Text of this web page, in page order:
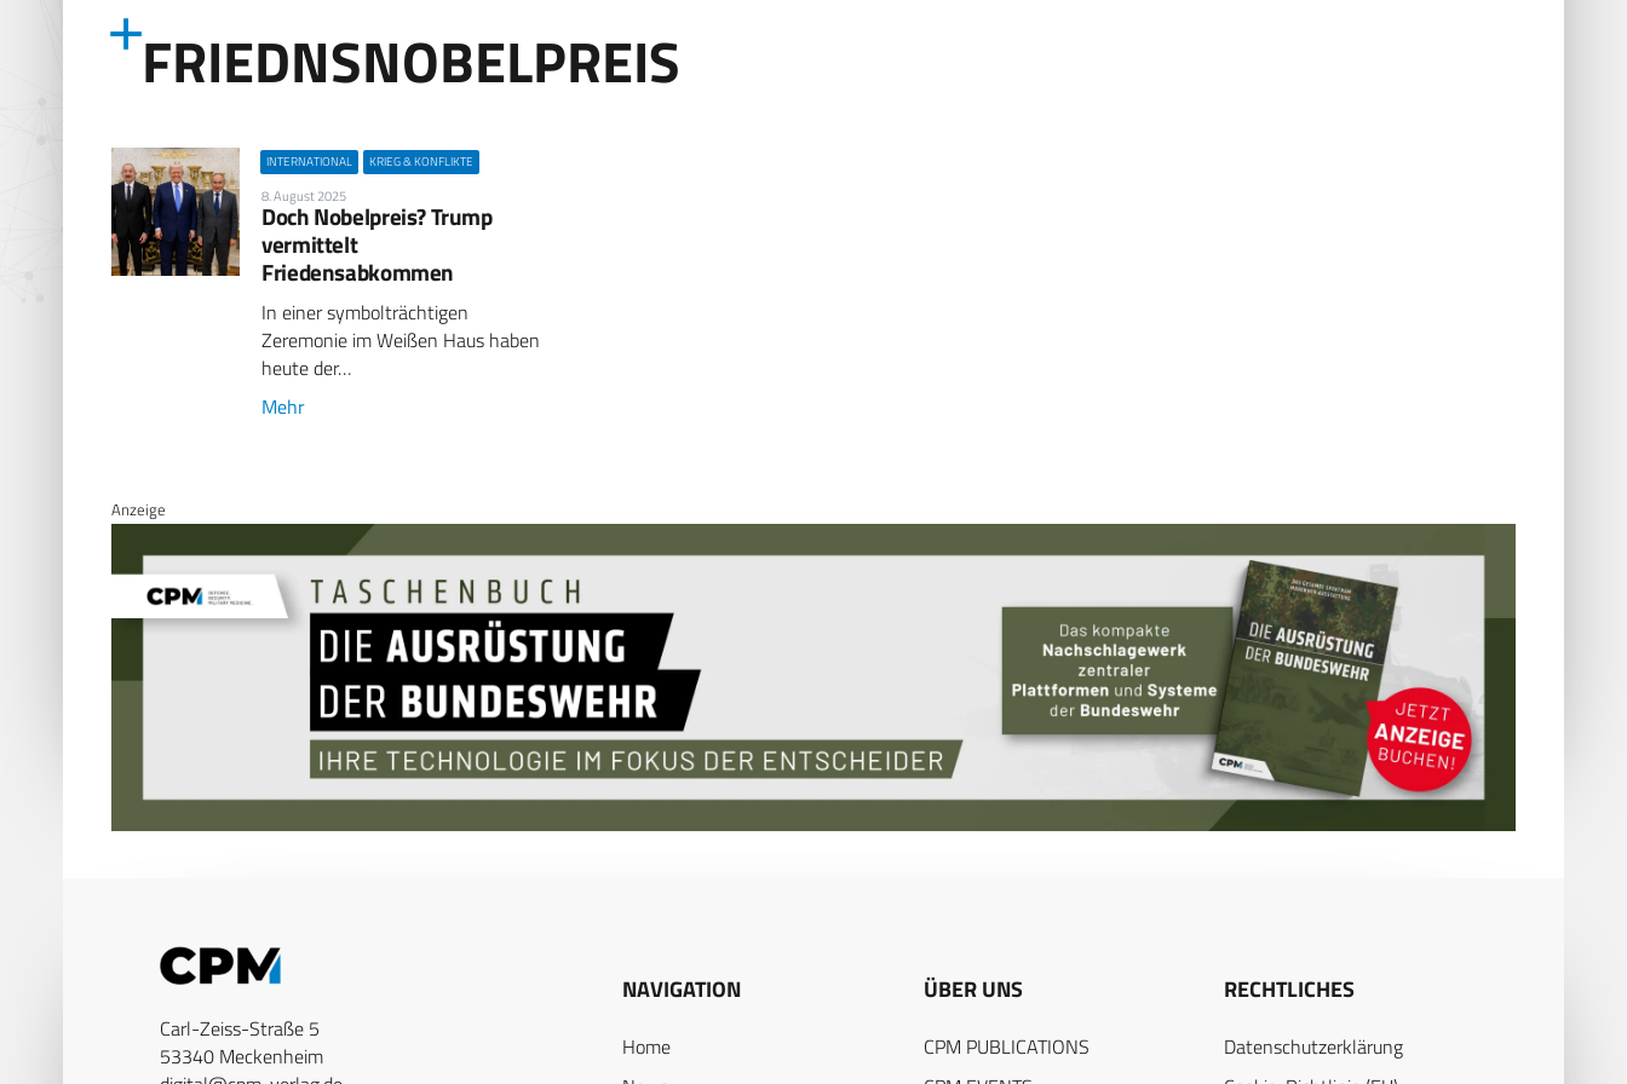
FRIEDNSNOBELPREIS
INTERNATIONAL KRIEG & KONFLIKTE
8. August 2025
Doch Nobelpreis? Trump
vermittelt
Friedensabkommen
In einer symbolträchtigen
Zeremonie im Weißen Haus haben
heute der…
Mehr
Anzeige
Carl-Zeiss-Straße 5
53340 Meckenheim
NAVIGATION
Home
ÜBER UNS
CPM PUBLICATIONS
RECHTLICHES
Datenschutzerklärung